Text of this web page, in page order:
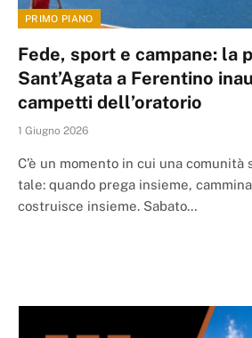
PRIMO PIANO
Fede, sport e campane: la
Sant’Agata a Ferentino
campetti dell’oratorio
1 Giugno 2026
C’è un momento in cui una comunità
tale: quando prega insieme,
costruisce insieme. Sabato…